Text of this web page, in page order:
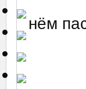
нём